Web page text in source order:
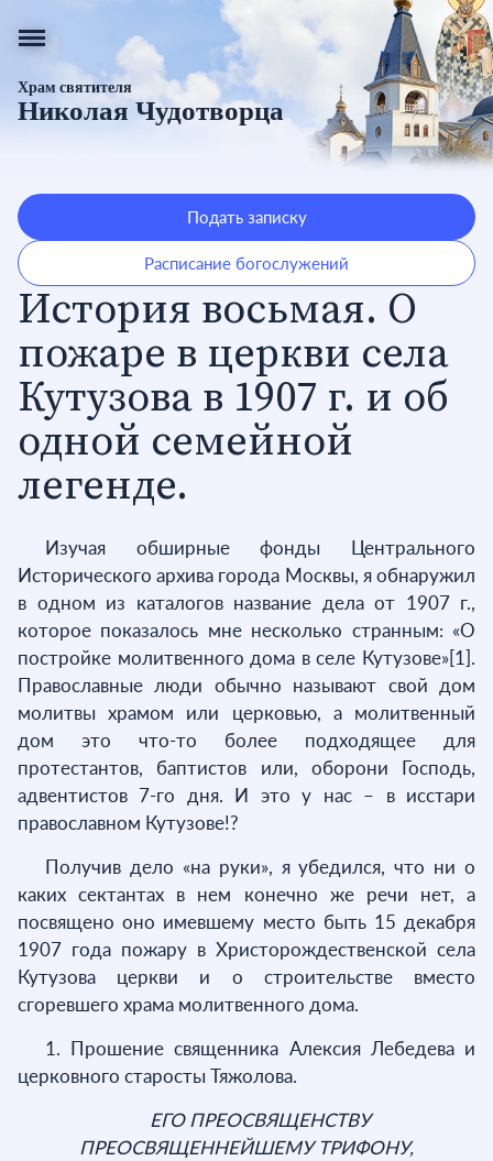
Храм святителя
Николая Чудотворца
Подать записку
Расписание богослужений
История восьмая. О
пожаре в церкви села
Кутузова в 1907 г. и об
одной семейной
легенде.
Изучая обширные фонды Центрального
Исторического архива города Москвы, я обнаружил
в одном из каталогов название дела от 1907 г.,
которое показалось мне несколько странным: «О
постройке молитвенного дома в селе Кутузове»[1].
Православные люди обычно называют свой дом
молитвы храмом или церковью, а молитвенный
дом это что-то более подходящее для
протестантов, баптистов или, оборони Господь,
адвентистов 7-го дня. И это у нас – в исстари
православном Кутузове!?
Получив дело «на руки», я убедился, что ни о
каких сектантах в нем конечно же речи нет, а
посвящено оно имевшему место быть 15 декабря
1907 года пожару в Христорождественской села
Кутузова церкви и о строительстве вместо
сгоревшего храма молитвенного дома.
1. Прошение священника Алексия Лебедева и
церковного старосты Тяжолова.
ЕГО ПРЕОСВЯЩЕНСТВУ
ПРЕОСВЯЩЕННЕЙШЕМУ ТРИФОНУ,